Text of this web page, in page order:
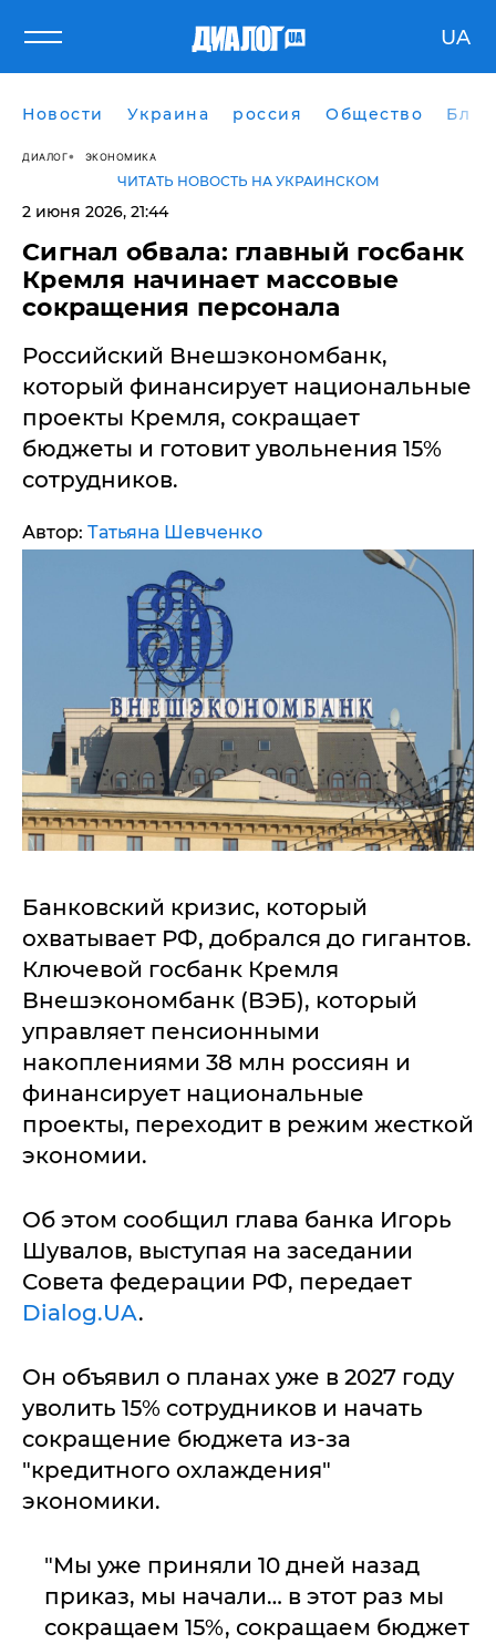
UA
Новости Украина россия Общество
ДИАЛОГ ЭКОНОМИКА
ЧИТАТЬ НОВОСТЬ НА УКРАИНСКОМ
2 июня 2026, 21:44
Сигнал обвала: главный госбанк
Кремля начинает массовые
сокращения персонала
​Российский Внешэкономбанк,
который финансирует национальные
проекты Кремля, сокращает
бюджеты и готовит увольнения 15%
сотрудников.
Автор: Татьяна Шевченко
Банковский кризис, который
охватывает РФ, добрался до гигантов.
Ключевой госбанк Кремля
Внешэкономбанк (ВЭБ), который
управляет пенсионными
накоплениями 38 млн россиян и
финансирует национальные
проекты, переходит в режим жесткой
экономии.
Об этом сообщил глава банка Игорь
Шувалов, выступая на заседании
Совета федерации РФ, передает
Dialog.UA.
Он объявил о планах уже в 2027 году
уволить 15% сотрудников и начать
сокращение бюджета из-за
"кредитного охлаждения"
экономики.
"Мы уже приняли 10 дней назад
приказ, мы начали… в этот раз мы
сокращаем 15%, сокращаем бюджет